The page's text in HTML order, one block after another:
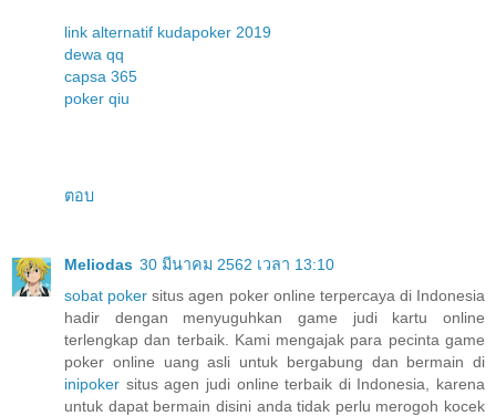
link alternatif kudapoker 2019
dewa qq
capsa 365
poker qiu
ตอบ
Meliodas 30 มีนาคม 2562 เวลา 13:10
sobat poker situs agen poker online terpercaya di Indonesia
hadir dengan menyuguhkan game judi kartu online
terlengkap dan terbaik. Kami mengajak para pecinta game
poker online uang asli untuk bergabung dan bermain di
inipoker situs agen judi online terbaik di Indonesia, karena
untuk dapat bermain disini anda tidak perlu merogoh kocek